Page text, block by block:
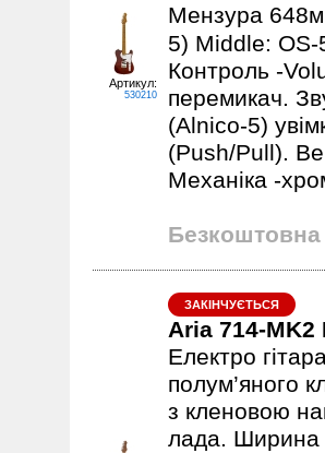
Артикул:
530210
Мензура
5) Middle:
Контроль -
перемикач.
(Alnico-5)
(Push/Pull).
Механіка -
Безкоштовна
ЗАКІНЧУЄТЬСЯ
Aria 714-MK2
Електро
полум’яного
з кленовою
лада. Ширина